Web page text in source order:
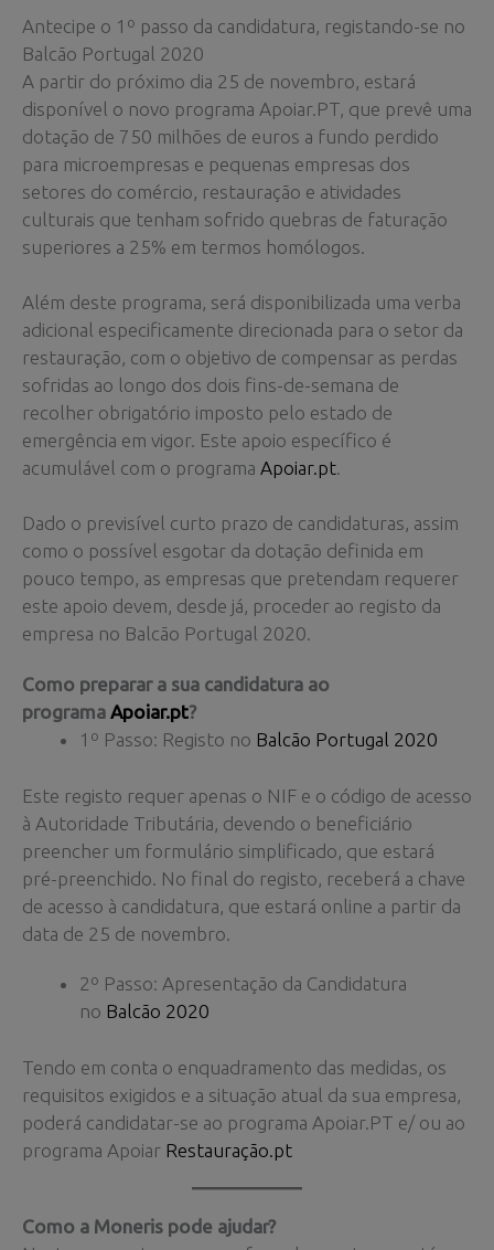
Antecipe o 1º passo da candidatura, registando-se no
Balcão Portugal 2020
A partir do próximo dia 25 de novembro, estará
disponível o novo programa Apoiar.PT, que prevê uma
dotação de 750 milhões de euros a fundo perdido
para microempresas e pequenas empresas dos
setores do comércio, restauração e atividades
culturais que tenham sofrido quebras de faturação
superiores a 25% em termos homólogos.
Além deste programa, será disponibilizada uma verba
adicional especificamente direcionada para o setor da
restauração, com o objetivo de compensar as perdas
sofridas ao longo dos dois fins-de-semana de
recolher obrigatório imposto pelo estado de
emergência em vigor. Este apoio específico é
acumulável com o programa Apoiar.pt.
Dado o previsível curto prazo de candidaturas, assim
como o possível esgotar da dotação definida em
pouco tempo, as empresas que pretendam requerer
este apoio devem, desde já, proceder ao registo da
empresa no Balcão Portugal 2020.
Como preparar a sua candidatura ao
programa Apoiar.pt?
1º Passo: Registo no Balcão Portugal 2020
Este registo requer apenas o NIF e o código de acesso
à Autoridade Tributária, devendo o beneficiário
preencher um formulário simplificado, que estará
pré-preenchido. No final do registo, receberá a chave
de acesso à candidatura, que estará online a partir da
data de 25 de novembro.
2º Passo: Apresentação da Candidatura
no Balcão 2020
Tendo em conta o enquadramento das medidas, os
requisitos exigidos e a situação atual da sua empresa,
poderá candidatar-se ao programa Apoiar.PT e/ ou ao
programa Apoiar Restauração.pt
Como a Moneris pode ajudar?